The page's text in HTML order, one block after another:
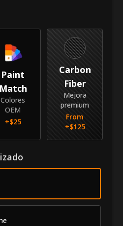
Paint
Match
Colores
OEM
+$25
Carbon
Fiber
Mejora
premium
From
+$125